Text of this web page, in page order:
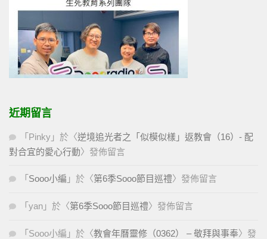
近期留言
「 Pinky 」於〈逆境追光者之「似模似樣」返教會（16）- 配
對合宜的愛心行動〉發佈留言
「 Sooo小編 」於〈第6季Sooo節目巡禮〉發佈留言
「 yan 」於〈第6季Sooo節目巡禮〉發佈留言
「 Sooo小編 」於〈教會年曆靈修（0362） – 敬拜與事奉〉發